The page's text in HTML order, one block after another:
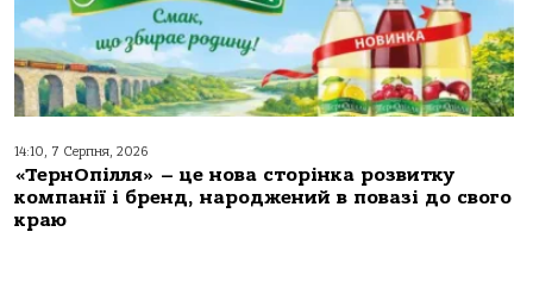
14:10, 7 Серпня, 2026
«ТернОпілля» – це нова сторінка розвитку
компанії і бренд, народжений в повазі до свого
краю